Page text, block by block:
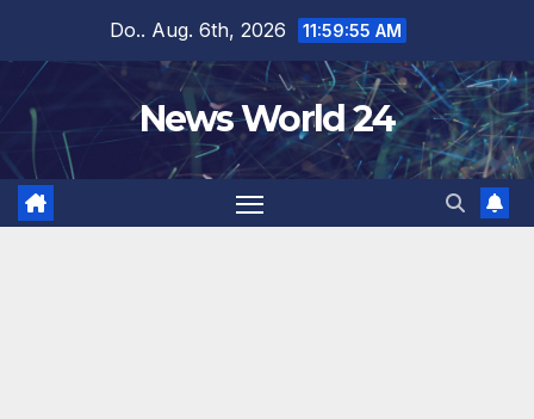
springen
Do.. Aug. 6th, 2026 11:59:56 AM
News World 24